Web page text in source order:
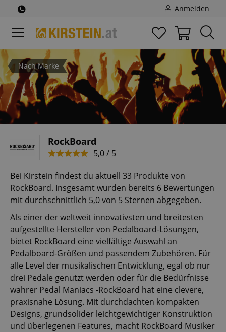
Anmelden
Nach Marke
RockBoard
5,0 / 5
Bei Kirstein findest du aktuell 33 Produkte von
RockBoard. Insgesamt wurden bereits 6 Bewertungen
mit durchschnittlich 5,0 von 5 Sternen abgegeben.
Als einer der weltweit innovativsten und breitesten
aufgestellte Hersteller von Pedalboard-Lösungen,
bietet RockBoard eine vielfältige Auswahl an
Pedalboard-Größen und passendem Zubehören. Für
alle Level der musikalischen Entwicklung, egal ob nur
drei Pedale genutzt werden oder für die Bedürfnisse
wahrer Pedal Maniacs -RockBoard hat eine clevere,
praxisnahe Lösung. Mit durchdachten kompakten
Designs, grundsolider leichtgewichtiger Konstruktion
und überlegenen Features, macht RockBoard Musiker